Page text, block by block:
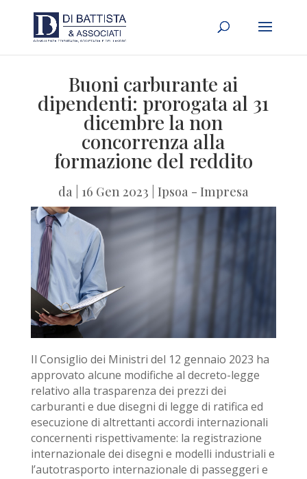
Buoni carburante ai
dipendenti: prorogata al 31
dicembre la non
concorrenza alla
formazione del reddito
da 16 Gen 2023 Ipsoa - Impresa
Il Consiglio dei Ministri del 12 gennaio 2023 ha
approvato alcune modifiche al decreto-legge
relativo alla trasparenza dei prezzi dei
carburanti e due disegni di legge di ratifica ed
esecuzione di altrettanti accordi internazionali
concernenti rispettivamente: la registrazione
internazionale dei disegni e modelli industriali e
l’autotrasporto internazionale di passeggeri e